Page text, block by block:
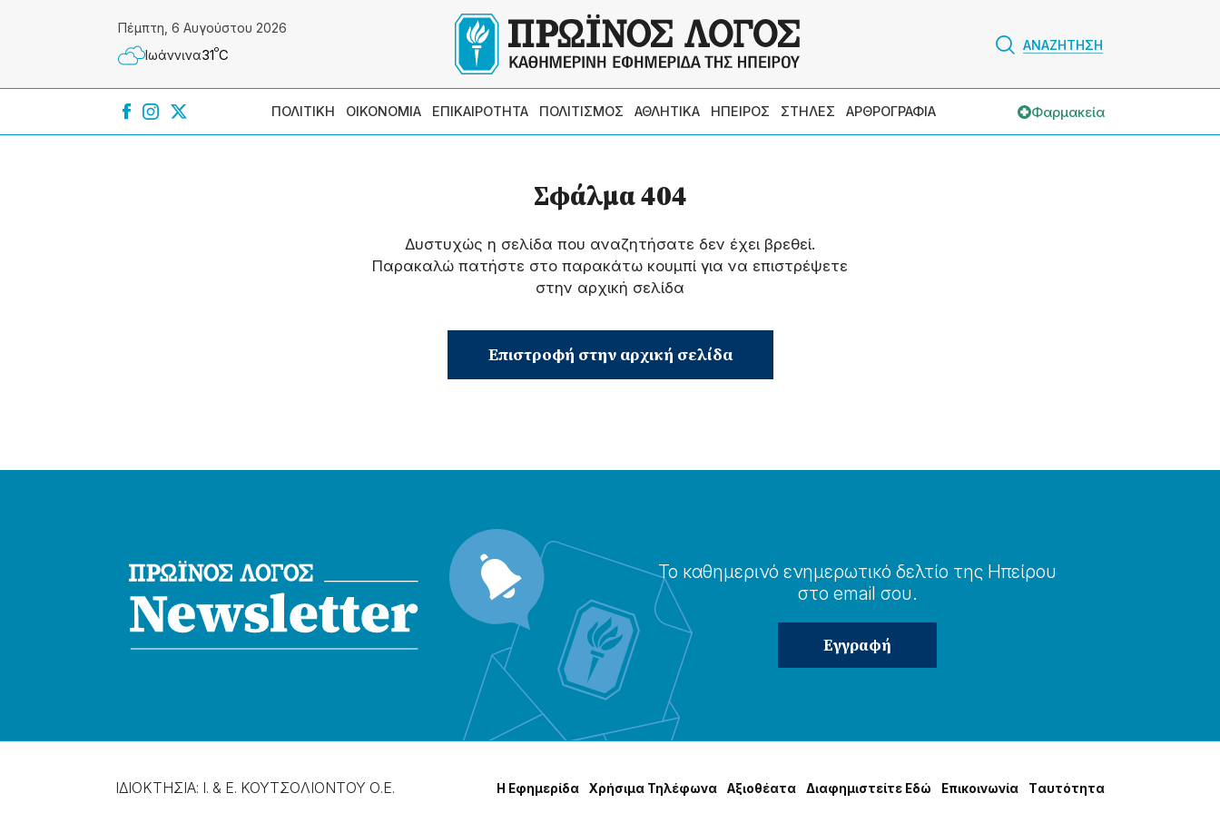
Πέμπτη, 6 Αυγούστου 2026
Ιωάννɩνα31ºC
ΑΝΑΖΗΤΗΣΗ
ΠΟΛΙΤΙΚΗ ΟΙΚΟΝΟΜΙΑ ΕΠΙΚΑΙΡΟΤΗΤΑ ΠΟΛΙΤΙΣΜΟΣ ΑΘΛΗΤΙΚΑ ΗΠΕΙΡΟΣ ΣΤΗΛΕΣ ΑΡΘΡΟΓΡΑΦΙΑ Φαρμακεία
Σφάλμα 404
Δυστυχώς η σελίδα που αναζητήσατε δεν έχει βρεθεί.
Παρακαλώ πατήστε στο παρακάτω κουμπί για να επιστρέψετε
στην αρχική σελίδα
Επιστροφή στην αρχική σελίδα
Το καθημερɩνό ενημερωτɩκό δελτίο της Ηπείρου
στο email σου.
ΙΔΙΟΚΤΗΣΙΑ: Ι. & Ε. ΚΟΥΤΣΟΛΙΟΝΤΟΥ Ο.Ε. Η Εφημερίδα Χρήσɩμα Τηλέφωνα Αξɩοθέατα Δɩαφημɩστείτε Εδώ Επɩκοɩνωνία Tαυτότητα